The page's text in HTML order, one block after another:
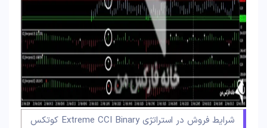
شرایط فروش در استراتژی Extreme CCI Binary کوتکس